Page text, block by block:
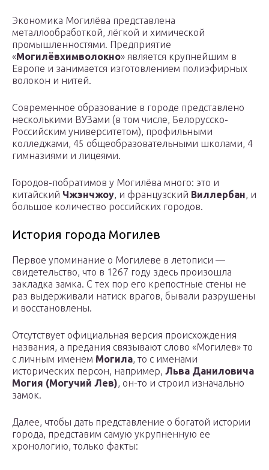
Экономика Могилёва представлена
металлообработкой, лёгкой и химической
промышленностями. Предприятие
«Могилёвхимволокно» является крупнейшим в
Европе и занимается изготовлением полиэфирных
волокон и нитей.
Современное образование в городе представлено
несколькими ВУЗами (в том числе, Белорусско-
Российским университетом), профильными
колледжами, 45 общеобразовательными школами, 4
гимназиями и лицеями.
Городов-побратимов у Могилёва много: это и
китайский Чжэнчжоу, и французский Виллербан, и
большое количество российских городов.
История города Могилев
Первое упоминание о Могилеве в летописи —
свидетельство, что в 1267 году здесь произошла
закладка замка. С тех пор его крепостные стены не
раз выдерживали натиск врагов, бывали разрушены
и восстановлены.
Отсутствует официальная версия происхождения
названия, а предания связывают слово «Могилев» то
с личным именем Могила, то с именами
исторических персон, например, Льва Даниловича
Могия (Могучий Лев), он-то и строил изначально
замок.
Далее, чтобы дать представление о богатой истории
города, представим самую укрупненную ее
хронологию, только факты: